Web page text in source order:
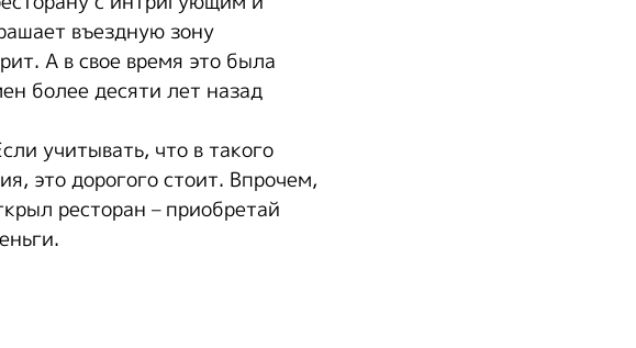
въездную зону
А в свое время это была
более десяти лет назад
учитывать, что в такого
это дорогого стоит. Впрочем,
ресторан – приобретай